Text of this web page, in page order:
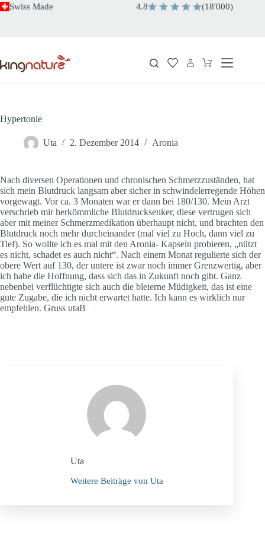
ZumSwiss Made 4.8 (18'000)
Warenkorb
Hypertonie
Uta 2. Dezember 2014 Aronia
Nach diversen Operationen und chronischen Schmerzzuständen, hat
sich mein Blutdruck langsam aber sicher in schwindelerregende Höhen
vorgewagt. Vor ca. 3 Monaten war er dann bei 180/130. Mein Arzt
verschrieb mir herkömmliche Blutdrucksenker, diese vertrugen sich
aber mit meiner Schmerzmedikation überhaupt nicht, und brachten den
Blutdruck noch mehr durcheinander (mal viel zu Hoch, dann viel zu
Tief). So wollte ich es mal mit den Aronia- Kapseln probieren, „nützt
es nicht, schadet es auch nicht“. Nach einem Monat regulierte sich der
obere Wert auf 130, der untere ist zwar noch immer Grenzwertig, aber
ich habe die Hoffnung, dass sich das in Zukunft noch gibt. Ganz
nebenbei verflüchtigte sich auch die bleierne Müdigkeit, das ist eine
gute Zugabe, die ich nicht erwartet hatte. Ich kann es wirklich nur
empfehlen. Gruss utaB
Uta
Weitere Beiträge von Uta